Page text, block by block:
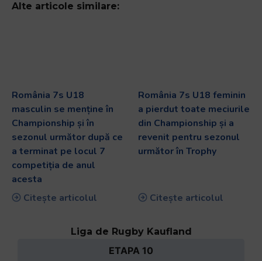
Alte articole similare:
România 7s U18
masculin se menține în
Championship și în
sezonul următor după ce
a terminat pe locul 7
competiția de anul
acesta
Citește articolul
România 7s U18 feminin
a pierdut toate meciurile
din Championship și a
revenit pentru sezonul
următor în Trophy
Citește articolul
Liga de Rugby Kaufland
ETAPA 10